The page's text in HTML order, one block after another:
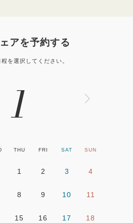
アを予約する
を選択してください。
1
THU FRI SAT SUN
1 2 3 4
8 9 10 11
15 16 17 18